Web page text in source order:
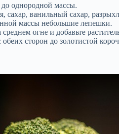
однородной массы.
сахар, ванильный сахар,
массы небольшие лепешки.
среднем огне и добавьте
сторон до золотистой